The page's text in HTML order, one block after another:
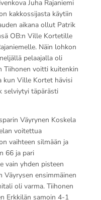
Juha Rajaniemi
kakkossijasta käytiin
aikana ollut Patrik
OB:n Ville Kortetille
Näin lohkon
pelaajalla oli
Tiihonen voitti kuitenkin
kun Ville Kortet hävisi
selviytyi täpärästi
Väyrynen Koskela
voitettua
vaihteen silmään ja
66 ja pari
vain yhden pisteen
Väyrysen ensimmäinen
oli varma. Tiihonen
Erkkilän samoin 4-1